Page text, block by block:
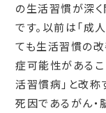
の生活習慣が深
です。以前は「成
ても生活習慣の改
症可能性がある
活習慣病」と改称
死因であるがん・